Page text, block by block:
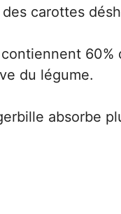
carottes
60%
du légume.
absorbe